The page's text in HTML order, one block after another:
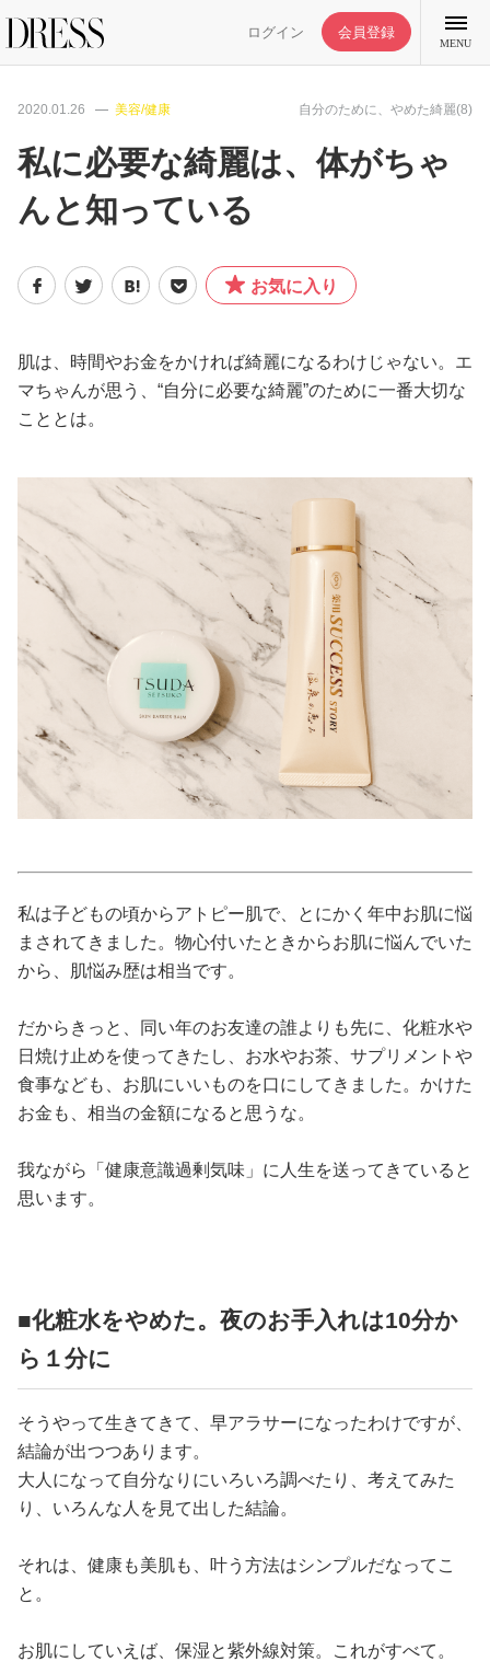
ログイン 会員登録
MENU
特集記事
DRESS部活
ファッション
美容/健康
ワークスタイル
妊娠/出産/家族
ココロ/カラダ
カルチャー/エンタメ
占い
性と愛
ゲーム
2020.01.26 美容/健康 自分のために、やめた綺麗(8)
私に必要な綺麗は、体がちゃ
んと知っている
お気に入り
肌は、時間やお金をかければ綺麗になるわけじゃない。エ
マちゃんが思う、“自分に必要な綺麗”のために一番大切な
こととは。
私は子どもの頃からアトピー肌で、とにかく年中お肌に悩
まされてきました。物心付いたときからお肌に悩んでいた
から、肌悩み歴は相当です。
だからきっと、同い年のお友達の誰よりも先に、化粧水や
日焼け止めを使ってきたし、お水やお茶、サプリメントや
食事なども、お肌にいいものを口にしてきました。かけた
お金も、相当の金額になると思うな。
我ながら「健康意識過剰気味」に人生を送ってきていると
思います。
■化粧水をやめた。夜のお手入れは10分か
ら１分に
そうやって生きてきて、早アラサーになったわけですが、
結論が出つつあります。
大人になって自分なりにいろいろ調べたり、考えてみた
り、いろんな人を見て出した結論。
それは、健康も美肌も、叶う方法はシンプルだなってこ
と。
お肌にしていえば、保湿と紫外線対策。これがすべて。